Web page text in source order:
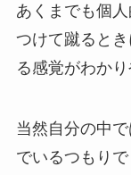
あくまでも個
つけて蹴ると
る感覚がわかり
当然自分の中
でいるつもり